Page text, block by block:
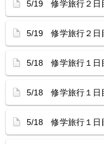
5/19 修学旅行２日
5/19 修学旅行２日
5/18 修学旅行１日
5/18 修学旅行１日
5/18 修学旅行１日